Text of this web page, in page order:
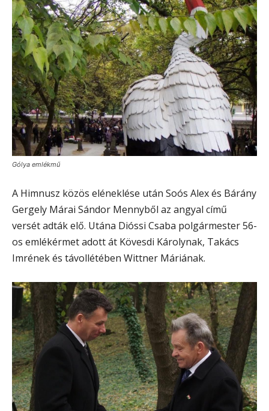
Gólya emlékmű
A Himnusz közös eléneklése után Soós Alex és Bárány
Gergely Márai Sándor Mennyből az angyal című
versét adták elő. Utána Dióssi Csaba polgármester 56-
os emlékérmet adott át Kövesdi Károlynak, Takács
Imrének és távollétében Wittner Máriának.